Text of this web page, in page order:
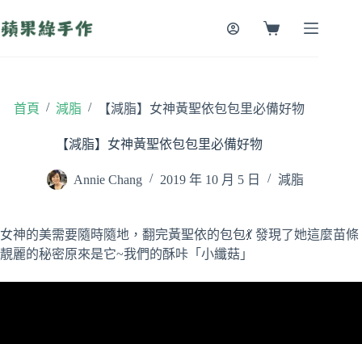
至
購
首頁 / 減脂 / 【減脂】女神黃聖依包包里必備好物
【減脂】女神黃聖依包包里必備好物
Annie Chang 2019 年 10 月 5 日 減脂
女神的美需要隨時隨地，翻完黃聖依的包包💃 發現了她這麼苗條
靚麗的秘密原來是它~我們的酥咔「小纖菇」